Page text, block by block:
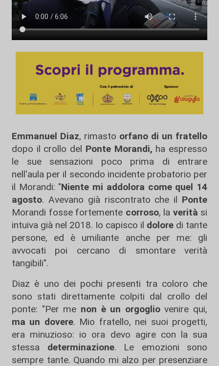
Emmanuel Diaz, rimasto orfano di un fratello
dopo il crollo del Ponte Morandi, ha espresso
le sue sensazioni poco prima di entrare
nell'aula per il secondo incidente probatorio per
il Morandi: "Niente mi addolora come quel 14
agosto. Avevano già riscontrato che il Ponte
Morandi fosse fortemente corroso, la verità si
intuiva già nel 2018. Io capisco il dolore di tante
persone, ed è umiliante anche per me: gli
avvocati poi cercano di smontare verità
tangibili".
Diaz è uno dei pochi presenti tra coloro che
sono stati direttamente colpiti dal crollo del
ponte: "Per me non è un orgogliovenire qui,
ma un dovere. Mio fratello, nei suoi progetti,
era minuzioso: io ora devo agire con la sua
stessa determinazione. Le emozioni sono
sempre tante. Quando mi alzo per presenziare